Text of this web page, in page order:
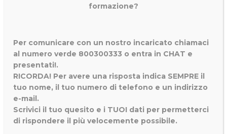
formazione?
Per comunicare con un nostro incaricato chiamaci
al numero verde 800300333 o entra in CHAT e
presentati!.
RICORDA! Per avere una risposta indica SEMPRE il
tuo nome, il tuo numero di telefono e un indirizzo
e-mail.
Scrivici il tuo quesito e i TUOI dati per permetterci
di rispondere il più velocemente possibile.